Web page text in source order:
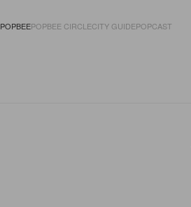
POPBEEPOPBEE CIRCLECITY GUIDEPOPCAST